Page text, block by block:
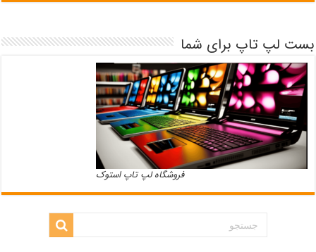
بست لپ تاپ برای شما
فروشگاه لپ تاپ استوک